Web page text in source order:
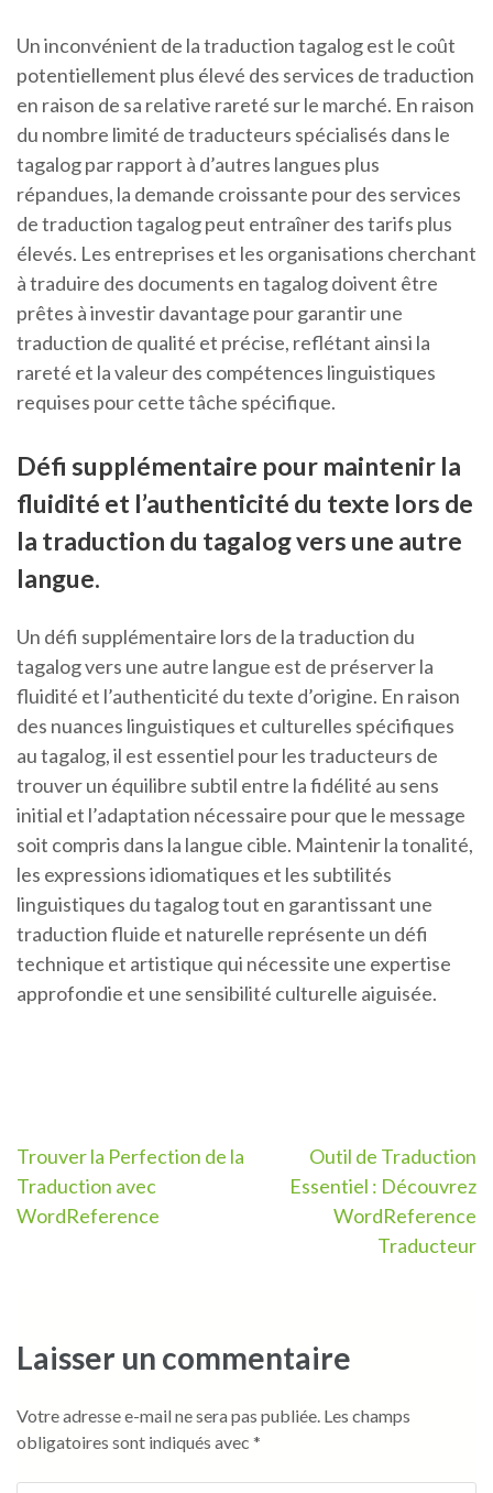
Un inconvénient de la traduction tagalog est le coût
potentiellement plus élevé des services de traduction
en raison de sa relative rareté sur le marché. En raison
du nombre limité de traducteurs spécialisés dans le
tagalog par rapport à d’autres langues plus
répandues, la demande croissante pour des services
de traduction tagalog peut entraîner des tarifs plus
élevés. Les entreprises et les organisations cherchant
à traduire des documents en tagalog doivent être
prêtes à investir davantage pour garantir une
traduction de qualité et précise, reflétant ainsi la
rareté et la valeur des compétences linguistiques
requises pour cette tâche spécifique.
Défi supplémentaire pour maintenir la
fluidité et l’authenticité du texte lors de
la traduction du tagalog vers une autre
langue.
Un défi supplémentaire lors de la traduction du
tagalog vers une autre langue est de préserver la
fluidité et l’authenticité du texte d’origine. En raison
des nuances linguistiques et culturelles spécifiques
au tagalog, il est essentiel pour les traducteurs de
trouver un équilibre subtil entre la fidélité au sens
initial et l’adaptation nécessaire pour que le message
soit compris dans la langue cible. Maintenir la tonalité,
les expressions idiomatiques et les subtilités
linguistiques du tagalog tout en garantissant une
traduction fluide et naturelle représente un défi
technique et artistique qui nécessite une expertise
approfondie et une sensibilité culturelle aiguisée.
Navigation
de
Trouver la Perfection de la
Traduction avec
WordReference
Outil de Traduction
Essentiel : Découvrez
WordReference
Traducteur
Laisser un commentaire
Votre adresse e-mail ne sera pas publiée. Les champs
obligatoires sont indiqués avec *